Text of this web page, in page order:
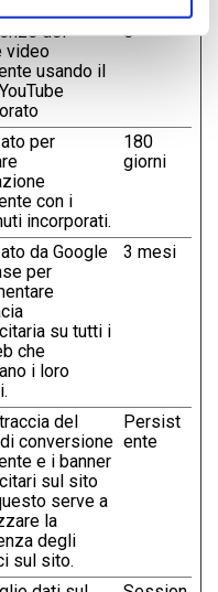
le
del
video
usando il
Session
e
per
con i
incorporati.
180
giorni
da Google
per
su tutti i
che
i loro
3 mesi
del
conversione
e i banner
sul sito
serve a
la
degli
sul sito.
Persist
ente